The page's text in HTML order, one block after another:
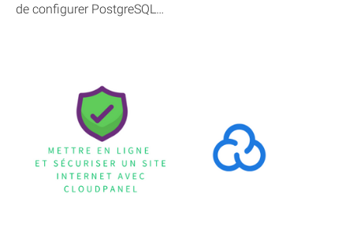
de configurer PostgreSQL…